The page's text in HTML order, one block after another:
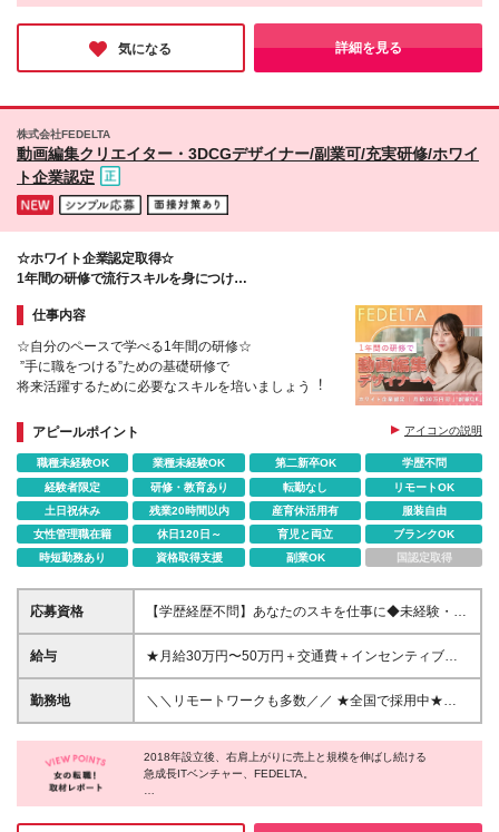
を そのまま当社にぶつけてください！ 万全の体制で
お待ちしております♪
北海道、その他地域の⽅】 ⽉給20万円〜50万円＋役
職⼿当＋インセンティブ賞与 （固定残業代含む︓20
約なども丁寧にサポートします︕ ※試用期間中でも福
いたします。 ＼経験者の⽅はさらに優遇します︕／
★⽉給38万円〜＋交通費＋インセンティブ賞与★
代、⼀律⽉25,580円を含む。超過分は⽀給） ※経験
者枠︓実務経験2年以上 少数募集 ※経験・スキルを考
★Ｕ＆Ｉターン歓迎 ★引越しや上京される⽅へ引越
しサポートもあり︕ ┗オンラインで簡単に新居を内
展開を進めつつ「北海道」にも進出予定︕ これから
は全国への展開も予定する急成⻑企業なんです◎
そんな⽅でも活躍できます︕ (変更の範囲)上記を除く
同社の魅力は、圧倒的な成長と手厚い待遇を兼ね備えているとこ
ろ。
給与を貰いながら、Web知識や動画編集スキルをゼロから学べる
研修をはじめ、
『人』にフォーカスしているからこそ、ワークライフバランスも
す。
気になる 詳細を見る
株式会社FEDELTA
動画編集クリエイター・3DCGデザイナー/副業可/充実研修/ホワイ
ト企業認定
☆ホワイト企業認定取得☆
1年間の研修で流⾏スキルを⾝につけ
仕事内容
☆⾃分のペースで学べる1年間の研修☆
”⼿に職をつける”ための基礎研修で
将来活躍するために必要なスキルを培いましょう︕
アピールポイント アイコンの説明
職種未経験OK 業種未経験OK 第二新卒OK
学歴不問
経験者限定
研修・教育あり 転勤なし
リモートOK
土日祝休み
残業20時間以内 産育休活用有
服装自由
女性管理職在籍
休日120日～ 育児と両立
ブランクOK
時短勤務あり
資格取得支援 副業OK 国認定取得
応募資格
【学歴経歴不問】あなたのスキを仕事に◆未経験・第
二新卒歓迎 ◆物件サポート制度で初めての上京も応
援♪20代活躍中！ 80％以上が未経験！ 制作の経験は
験歓迎 ★第二新卒歓迎 ★異業種からの入社メンバー
95％以上 ★学歴・経験不問 ★主夫・主婦も活躍中 ★
ど ※基礎的PCスキルがある方は尚歓迎 「新しいこと
に挑戦したい」 「動画クリエイター・デザイナーと
して基礎から学びたい」 「ゆくゆくはマーケターを
給与
★⽉給30万円〜50万円＋交通費＋インセンティブ賞
与★ （20時間の固定残業代、⼀律⽉54,750円を含
む） ※経験・スキルを考慮の上、決定 ※昇給︓随時あ
県の⽅】 ⽉給24万円〜50万円＋役職⼿当＋インセン
ティブ賞与 （固定残業代含む︓20時間分30,900円）
【関⻄、東海の⽅】 ⽉給22万円〜50万円＋役職⼿当
勤務地
＼＼リモートワークも多数／／ ★全国で採⽤中★
【転勤なし／希望を考慮】 ⼀都三県、群⾺、関⻄、
九州、東海、東北 就業時は上記エリアにて会社が指
定する プロジェクト先での勤務となります。 ＼北海
道エリアも近々進出予定︕／ ★リモートワーク実施
★Ｕ＆Ｉターン歓迎 ★引越しや上京される⽅へ引越
2018年設立後、右肩上がりに売上と規模を伸ばし続ける
急成長ITベンチャー、FEDELTA。
同社の魅力は、圧倒的な成長と手厚い待遇を兼ね備えているとこ
ろ。